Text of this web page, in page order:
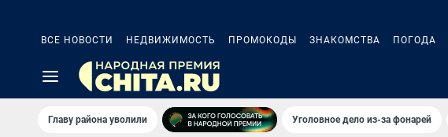
ВСЕ НОВОСТИ НЕДВИЖИМОСТЬ ПРОМОКОДЫ ЗНАКОМСТВА ПОГОДА
Главу района уволили Уголовное дело из-за фонарей